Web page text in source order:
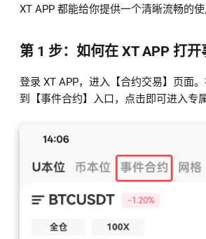
XT APP 都能给你提供一个清晰流畅的使
第 1 步：如何在 XT APP 打
登录 XT APP，进入【合约交易】页面
到【事件合约】入口，点击即可进入专